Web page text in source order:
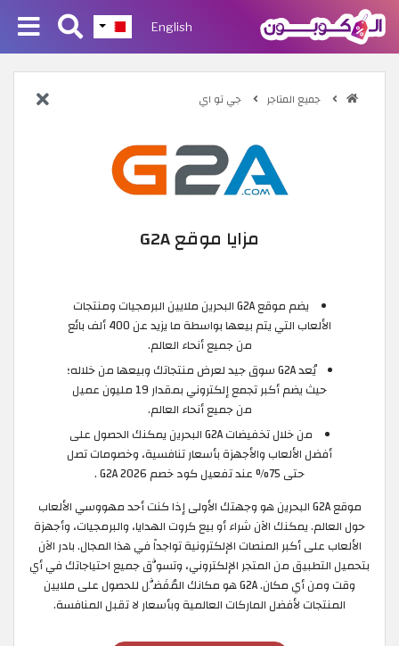
English
جميع المتاجر جي تو اي
مزايا موقع G2A
يضم موقع G2A البحرين ملايين البرمجيات ومنتجات
الألعاب التي يتم بيعها بواسطة ما يزيد عن 400 ألف بائع
من جميع أنحاء العالم.
يُعد G2A سوق جيد لعرض منتجاتك وبيعها من خلاله؛
حيث يضم أكبر تجمع إلكتروني بمقدار 19 مليون عميل
من جميع أنحاء العالم.
من خلال تخفيضات G2A البحرين يمكنك الحصول على
أفضل الألعاب والأجهزة بأسعار تنافسية، وخصومات تصل
حتى 75% عند تفعيل كود خصم G2A 2026 .
موقع G2A البحرين هو وجهتك الأولى إذا كنت أحد مهووسي الألعاب
حول العالم. يمكنك الآن شراء أو بيع كروت الهدايا، والبرمجيات، وأجهزة
الألعاب على أكبر المنصات الإلكترونية تواجداً في هذا المجال. بادر الآن
بتحميل التطبيق من المتجر الإلكتروني، وتسوَّق جميع احتياجاتك في أي
وقت ومن أي مكان. G2A هو مكانك المُفَضَّل للحصول على ملايين
المنتجات لأفضل الماركات العالمية وبأسعار لا تقبل المنافسة.